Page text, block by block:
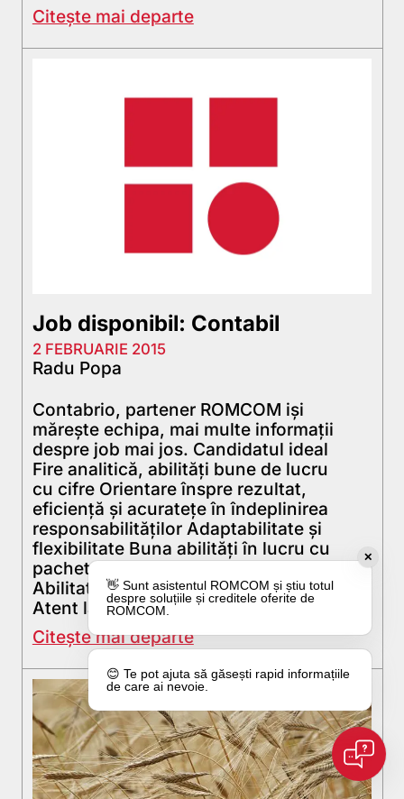
Citește mai departe
Job disponibil: Contabil
2 FEBRUARIE 2015
Radu Popa
Contabrio, partener ROMCOM iși
mărește echipa, mai multe informații
despre job mai jos. Candidatul ideal
Fire analitică, abilități bune de lucru
cu cifre Orientare înspre rezultat,
eficiență și acuratețe în îndeplinirea
responsabilităților Adaptabilitate și
flexibilitate Buna abilități în lucru cu
pachetul MS Office (în special Excel)
Abilitatea de a lucra cu termene limită
Atent la […]
Citește mai departe
✕
👋 Sunt asistentul ROMCOM și știu totul
despre soluțiile și creditele oferite de
ROMCOM.
😊 Te pot ajuta să găsești rapid informațiile
de care ai nevoie.